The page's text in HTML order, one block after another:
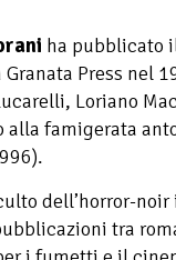
ha pubblicato
Granata Press nel
Loriano
alla famigerata
dell’horror-
tra